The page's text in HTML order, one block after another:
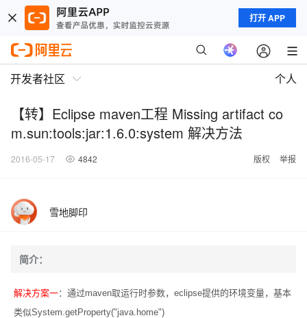
打开 APP
开发者社区 个人
【转】Eclipse maven工程 Missing artifact co
m.sun:tools:jar:1.6.0:system 解决方法
2016-05-17 4842 版权 举报
雪地脚印
简介：
解决方案一：通过maven取运行时参数，eclipse提供的环境变量，基本
类似System.getProperty("java.home")